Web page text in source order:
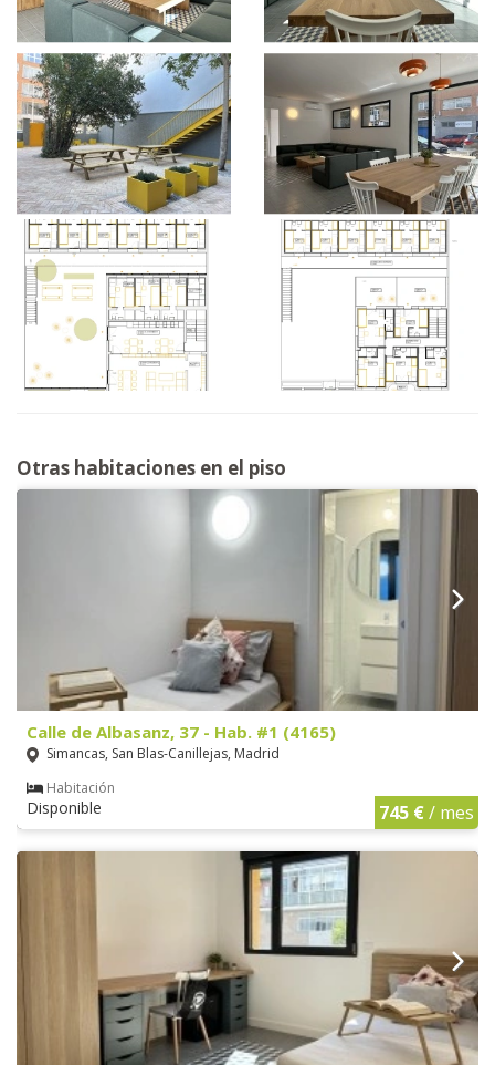
Otras habitaciones en el piso
Calle de Albasanz, 37 - Hab. #1 (4165)
Simancas, San Blas-Canillejas, Madrid
Habitación
Disponible 745 €/ mes